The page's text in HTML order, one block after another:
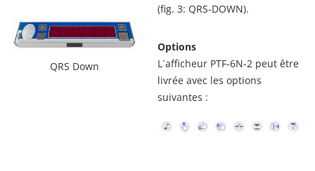
QRS Down
(fig. 3: QRS-DOWN).
Options
L´afficheur PTF-6N-2 peut être
livrée avec les options
suivantes :